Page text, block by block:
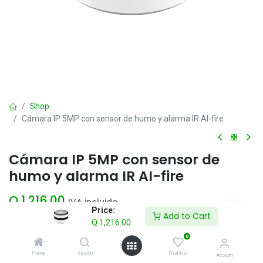
Price:
Q 1,216.00
Add to Cart
Home Search
0
Wishlist Account
Shop
Cámara IP 5MP con sensor de humo y alarma IR AI-fire
Cámara IP 5MP con sensor de
humo y alarma IR AI-fire
Q 1,216.00 IVA incluido
Add to Cart